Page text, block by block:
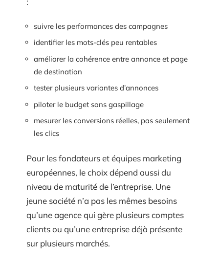
suivre les performances des campagnes
identifier les mots-clés peu rentables
améliorer la cohérence entre annonce et page
de destination
tester plusieurs variantes d’annonces
piloter le budget sans gaspillage
mesurer les conversions réelles, pas seulement
les clics
Pour les fondateurs et équipes marketing
européennes, le choix dépend aussi du
niveau de maturité de l’entreprise. Une
jeune société n’a pas les mêmes besoins
qu’une agence qui gère plusieurs comptes
clients ou qu’une entreprise déjà présente
sur plusieurs marchés.